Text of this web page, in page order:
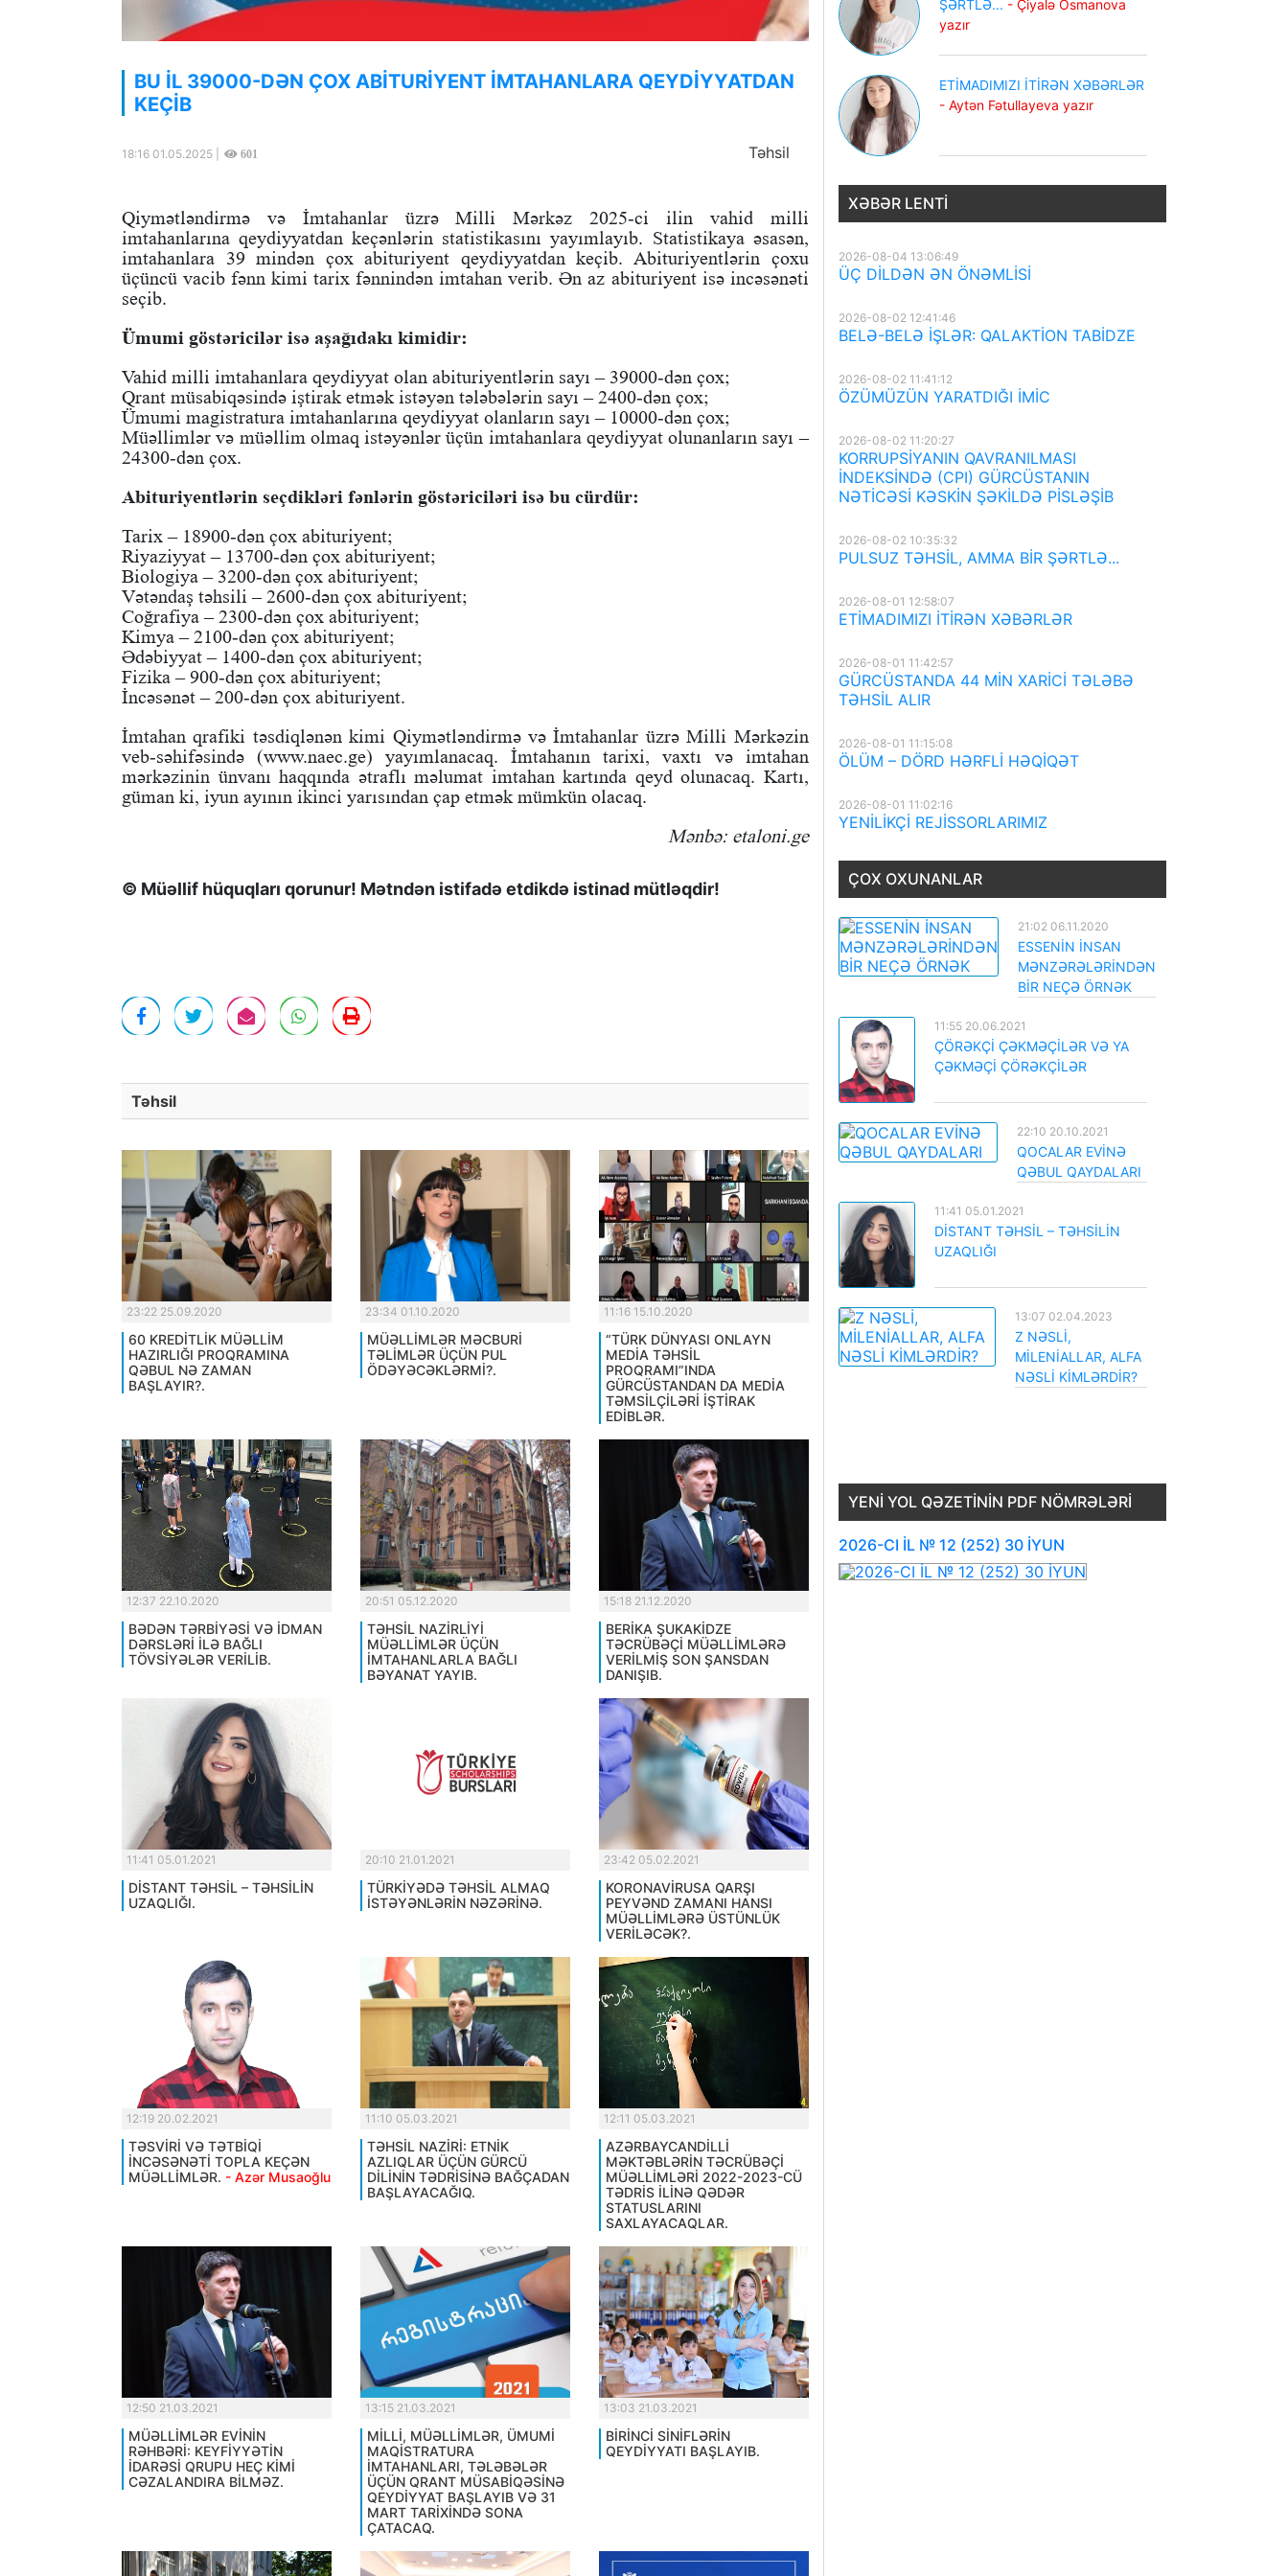
BU İL 39000-DƏN ÇOX ABİTURİYENT İMTAHANLARA QEYDİYYATDAN
KEÇİB
18:16 01.05.2025 | 601 Təhsil
Qiymətləndirmə və İmtahanlar üzrə Milli Mərkəz 2025-ci ilin vahid milli
imtahanlarına qeydiyyatdan keçənlərin statistikasını yayımlayıb. Statistikaya əsasən,
imtahanlara 39 mindən çox abituriyent qeydiyyatdan keçib. Abituriyentlərin çoxu
üçüncü vacib fənn kimi tarix fənnindən imtahan verib. Ən az abituriyent isə incəsənəti
seçib.
Ümumi göstəricilər isə aşağıdakı kimidir:
Vahid milli imtahanlara qeydiyyat olan abituriyentlərin sayı – 39000-dən çox;
Qrant müsabiqəsində iştirak etmək istəyən tələbələrin sayı – 2400-dən çox;
Ümumi magistratura imtahanlarına qeydiyyat olanların sayı – 10000-dən çox;
Müəllimlər və müəllim olmaq istəyənlər üçün imtahanlara qeydiyyat olunanların sayı –
24300-dən çox.
Abituriyentlərin seçdikləri fənlərin göstəriciləri isə bu cürdür:
Tarix – 18900-dən çox abituriyent;
Riyaziyyat – 13700-dən çox abituriyent;
Biologiya – 3200-dən çox abituriyent;
Vətəndaş təhsili – 2600-dən çox abituriyent;
Coğrafiya – 2300-dən çox abituriyent;
Kimya – 2100-dən çox abituriyent;
Ədəbiyyat – 1400-dən çox abituriyent;
Fizika – 900-dən çox abituriyent;
İncəsənət – 200-dən çox abituriyent.
İmtahan qrafiki təsdiqlənən kimi Qiymətləndirmə və İmtahanlar üzrə Milli Mərkəzin
veb-səhifəsində (www.naec.ge) yayımlanacaq. İmtahanın tarixi, vaxtı və imtahan
mərkəzinin ünvanı haqqında ətraflı məlumat imtahan kartında qeyd olunacaq. Kartı,
güman ki, iyun ayının ikinci yarısından çap etmək mümkün olacaq.
Mənbə: etaloni.ge
© Müəllif hüquqları qorunur! Mətndən istifadə etdikdə istinad mütləqdir!
Təhsil
23:22 25.09.2020
60 KREDİTLİK MÜƏLLİM
HAZIRLIĞI PROQRAMINA
QƏBUL NƏ ZAMAN
BAŞLAYIR?.
23:34 01.10.2020
MÜƏLLİMLƏR MƏCBURİ
TƏLİMLƏR ÜÇÜN PUL
ÖDƏYƏCƏKLƏRMİ?.
11:16 15.10.2020
“TÜRK DÜNYASI ONLAYN
MEDİA TƏHSİL
PROQRAMI”INDA
GÜRCÜSTANDAN DA MEDİA
TƏMSİLÇİLƏRİ İŞTİRAK
EDİBLƏR.
12:37 22.10.2020
BƏDƏN TƏRBİYƏSİ VƏ İDMAN
DƏRSLƏRİ İLƏ BAĞLI
TÖVSİYƏLƏR VERİLİB.
20:51 05.12.2020
TƏHSİL NAZİRLİYİ
MÜƏLLİMLƏR ÜÇÜN
İMTAHANLARLA BAĞLI
BƏYANAT YAYIB.
15:18 21.12.2020
BERİKA ŞUKAKİDZE
TƏCRÜBƏÇİ MÜƏLLİMLƏRƏ
VERİLMİŞ SON ŞANSDAN
DANIŞIB.
11:41 05.01.2021
DİSTANT TƏHSİL – TƏHSİLİN
UZAQLIĞI.
20:10 21.01.2021
TÜRKİYƏDƏ TƏHSİL ALMAQ
İSTƏYƏNLƏRİN NƏZƏRİNƏ.
23:42 05.02.2021
KORONAVİRUSA QARŞI
PEYVƏND ZAMANI HANSI
MÜƏLLİMLƏRƏ ÜSTÜNLÜK
VERİLƏCƏK?.
12:19 20.02.2021
TƏSVİRİ VƏ TƏTBİQİ
İNCƏSƏNƏTİ TOPLA KEÇƏN
MÜƏLLİMLƏR. - Azər Musaoğlu
11:10 05.03.2021
TƏHSİL NAZİRİ: ETNİK
AZLIQLAR ÜÇÜN GÜRCÜ
DİLİNİN TƏDRİSİNƏ BAĞÇADAN
BAŞLAYACAĞIQ.
12:11 05.03.2021
AZƏRBAYCANDİLLİ
MƏKTƏBLƏRİN TƏCRÜBƏÇİ
MÜƏLLİMLƏRİ 2022-2023-CÜ
TƏDRİS İLİNƏ QƏDƏR
STATUSLARINI
SAXLAYACAQLAR.
12:50 21.03.2021
MÜƏLLİMLƏR EVİNİN
RƏHBƏRİ: KEYFİYYƏTİN
İDARƏSİ QRUPU HEÇ KİMİ
CƏZALANDIRA BİLMƏZ.
13:15 21.03.2021
MİLLİ, MÜƏLLİMLƏR, ÜMUMİ
MAQİSTRATURA
İMTAHANLARI, TƏLƏBƏLƏR
ÜÇÜN QRANT MÜSABİQƏSİNƏ
QEYDİYYAT BAŞLAYIB VƏ 31
MART TARİXİNDƏ SONA
ÇATACAQ.
13:03 21.03.2021
BİRİNCİ SİNİFLƏRİN
QEYDİYYATI BAŞLAYIB.
ŞƏRTLƏ... - Çiyalə Osmanova
yazır
ETİMADIMIZI İTİRƏN XƏBƏRLƏR
- Aytən Fətullayeva yazır
XƏBƏR LENTI
2026-08-04 13:06:49
ÜÇ DİLDƏN ƏN ÖNƏMLİSİ
2026-08-02 12:41:46
BELƏ-BELƏ İŞLƏR: QALAKTİON TABİDZE
2026-08-02 11:41:12
ÖZÜMÜZÜN YARATDIĞI İMİC
2026-08-02 11:20:27
KORRUPSİYANIN QAVRANILMASI
İNDEKSİNDƏ (CPI) GÜRCÜSTANIN
NƏTİCƏSİ KƏSKİN ŞƏKİLDƏ PİSLƏŞİB
2026-08-02 10:35:32
PULSUZ TƏHSİL, AMMA BİR ŞƏRTLƏ...
2026-08-01 12:58:07
ETİMADIMIZI İTİRƏN XƏBƏRLƏR
2026-08-01 11:42:57
GÜRCÜSTANDA 44 MİN XARİCİ TƏLƏBƏ
TƏHSİL ALIR
2026-08-01 11:15:08
ÖLÜM – DÖRD HƏRFLİ HƏQİQƏT
2026-08-01 11:02:16
YENİLİKÇİ REJİSSORLARIMIZ
ÇOX OXUNANLAR
21:02 06.11.2020
ESSENİN İNSAN
MƏNZƏRƏLƏRİNDƏN
BİR NEÇƏ ÖRNƏK
11:55 20.06.2021
ÇÖRƏKÇİ ÇƏKMƏÇİLƏR VƏ YA
ÇƏKMƏÇİ ÇÖRƏKÇİLƏR
22:10 20.10.2021
QOCALAR EVİNƏ
QƏBUL QAYDALARI
11:41 05.01.2021
DİSTANT TƏHSİL – TƏHSİLİN
UZAQLIĞI
13:07 02.04.2023
Z NƏSLİ,
MİLENİALLAR, ALFA
NƏSLİ KİMLƏRDİR?
YENI YOL QƏZETININ PDF NÖMRƏLƏRI
2026-CI İL № 12 (252) 30 İYUN